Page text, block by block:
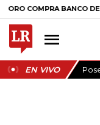
BANCO DE LA
EN VIVO